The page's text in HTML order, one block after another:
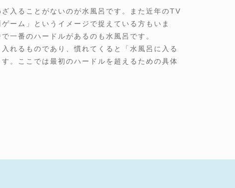
入ることがないのが水風呂です。また近年のTV
ーム」というイメージで捉えている方もいま
一番のハードルがあるのも水風呂です。
れるものであり、慣れてくると「水風呂に入る
。ここでは最初のハードルを超えるための具体